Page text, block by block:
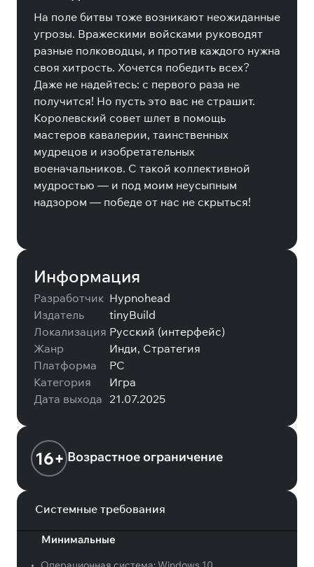
На поле битвы тоже возникают неожиданные
угрозы. Вражескими войсками руководят
разные полководцы, и против каждого нужна
своя хитрость. Хочется победить всех?
Даже не надейтесь: с первого раза не
получится! Но пусть это вас не страшит.
Королевский совет шлет в помощь
мастеров кавалерии, таинственных
мудрецов и изобретательных
военачальников. С такой коллективной
мудростью — и под моим неусыпным
надзором — победе от нас не скрыться!
Информация
Разработчик Hypnohead
Издатель
tinyBuild
Локализация Русский (интерфейс)
Жанр
Инди, Стратегия
Платформа
PC
Категория
Игра
Дата выхода 21.07.2025
16+ Возрастное ограничение
Системные требования
Минимальные